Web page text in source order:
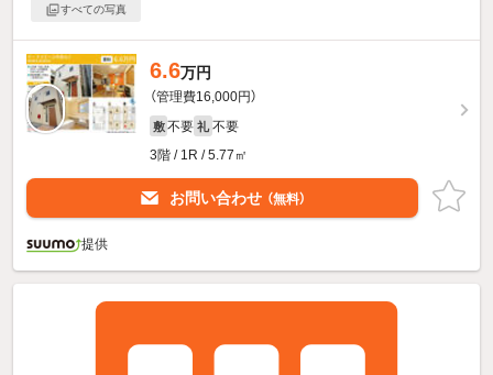
すべての写真
6.6万円
（管理費16,000円）
敷 不要 礼 不要
3階 / 1R / 5.77㎡
お問い合わせ （無料）
提供